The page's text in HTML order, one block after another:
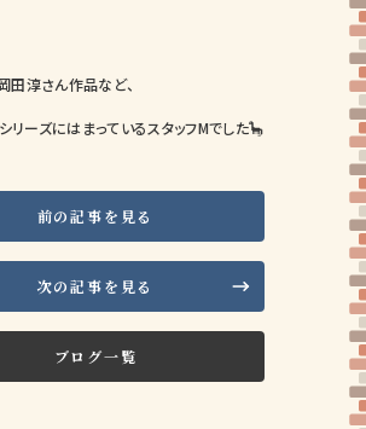
田淳さん作品など、
リーズにはまっているスタッフMでした🦕
前の記事を見る
ブログ一覧
次の記事を見る